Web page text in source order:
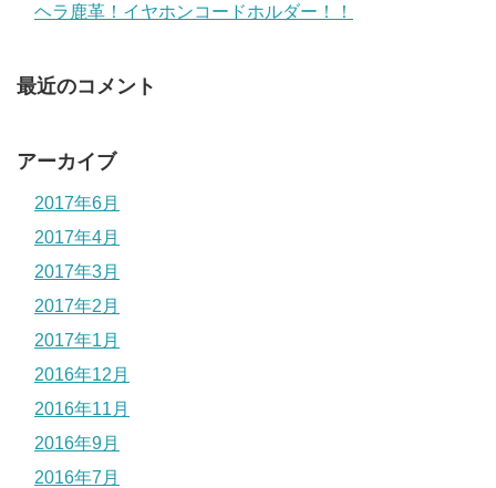
ヘラ鹿革！イヤホンコードホルダー！！
最近のコメント
アーカイブ
2017年6月
2017年4月
2017年3月
2017年2月
2017年1月
2016年12月
2016年11月
2016年9月
2016年7月